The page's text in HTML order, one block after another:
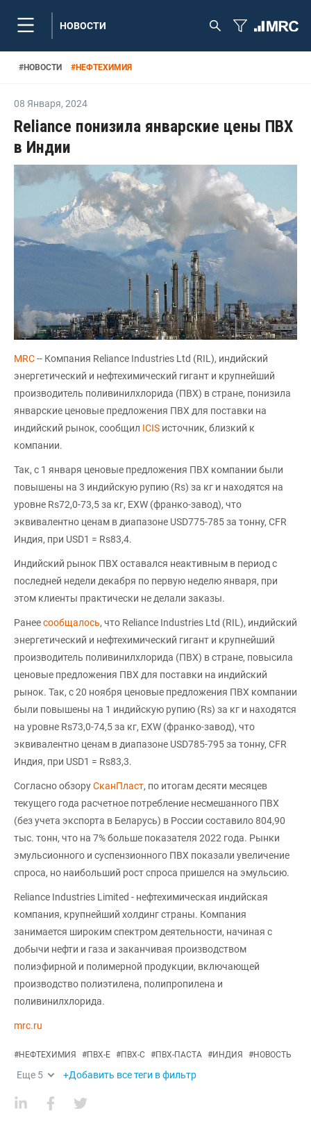
НОВОСТИ
#НОВОСТИ #НЕФТЕХИМИЯ
08 Января, 2024
Reliance понизила январские цены ПВХ
в Индии
MRC-- Компания Reliance Industries Ltd (RIL), индийский
энергетический и нефтехимический гигант и крупнейший
производитель поливинилхлорида (ПВХ) в стране, понизила
январские ценовые предложения ПВХ для поставки на
индийский рынок, сообщил ICIS источник, близкий к
компании.
Так, с 1 января ценовые предложения ПВХ компании были
повышены на 3 индийскую рупию (Rs) за кг и находятся на
уровне Rs72,0-73,5 за кг, EXW (франко-завод), что
эквивалентно ценам в диапазоне USD775-785 за тонну, CFR
Индия, при USD1 = Rs83,4.
Индийский рынок ПВХ оставался неактивным в период с
последней недели декабря по первую неделю января, при
этом клиенты практически не делали заказы.
Ранеесообщалось, что Reliance Industries Ltd (RIL), индийский
энергетический и нефтехимический гигант и крупнейший
производитель поливинилхлорида (ПВХ) в стране, повысила
ценовые предложения ПВХ для поставки на индийский
рынок. Так, с 20 ноября ценовые предложения ПВХ компании
были повышены на 1 индийскую рупию (Rs) за кг и находятся
на уровне Rs73,0-74,5 за кг, EXW (франко-завод), что
эквивалентно ценам в диапазоне USD785-795 за тонну, CFR
Индия, при USD1 = Rs83,3.
Согласно обзоруСканПласт, по итогам десяти месяцев
текущего года расчетное потребление несмешанного ПВХ
(без учета экспорта в Беларусь) в России составило 804,90
тыс. тонн, что на 7% больше показателя 2022 года. Рынки
эмульсионного и суспензионного ПВХ показали увеличение
спроса, но наибольший рост спроса пришелся на эмульсию.
Reliance Industries Limited - нефтехимическая индийская
компания, крупнейший холдинг страны. Компания
занимается широким спектром деятельности, начиная с
добычи нефти и газа и заканчивая производством
полиэфирной и полимерной продукции, включающей
производство полиэтилена, полипропилена и
поливинилхлорида.
mrc.ru
#НЕФТЕХИМИЯ #ПВХ-Е #ПВХ-С #ПВХ-ПАСТА #ИНДИЯ #НОВОСТЬ
Еще 5 +Добавить все теги в фильтр